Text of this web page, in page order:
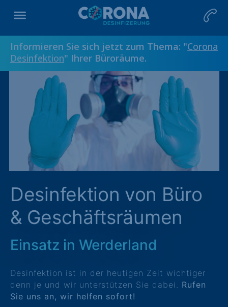
Informieren Sie sich jetzt zum Thema: "Corona
Desinfektion" Ihrer Büroräume.
Desinfektion von Büro
& Geschäftsräumen
Einsatz in Werderland
Desinfektion ist in der heutigen Zeit wichtiger
denn je und wir unterstützen Sie dabei. Rufen
Sie uns an, wir helfen sofort!